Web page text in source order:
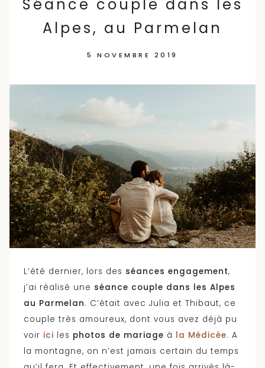
Séance couple dans les
Alpes, au Parmelan
5 NOVEMBRE 2019
L’été dernier, lors des séances engagement,
j’ai réalisé une séance couple dans les Alpes
au Parmelan. C’était avec Julia et Thibaut, ce
couple très amoureux, dont vous avez déjà pu
voir ici les photos de mariage à la Médicée. A
la montagne, on n’est jamais certain du temps